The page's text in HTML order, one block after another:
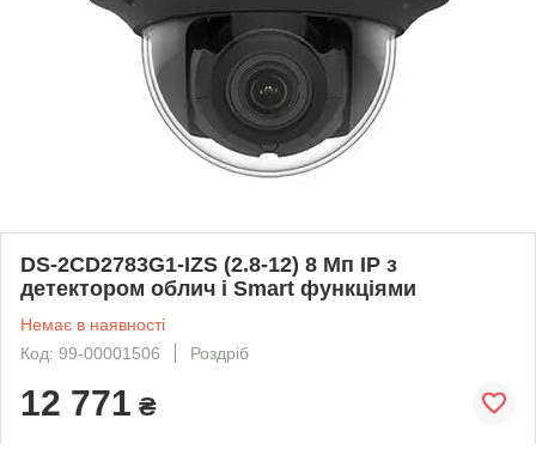
DS-2CD2783G1-IZS (2.8-12) 8 Мп IP з
детектором облич і Smart функціями
Немає в наявності
Код: 99-00001506
Роздріб
12 771 ₴